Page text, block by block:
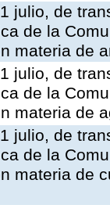
julio, de
de la
materia de
julio, de
de la
materia de
julio, de
de la
materia de